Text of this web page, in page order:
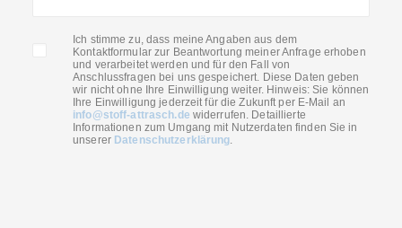
Ich stimme zu, dass meine Angaben aus dem
Kontaktformular zur Beantwortung meiner Anfrage erhoben
und verarbeitet werden und für den Fall von
Anschlussfragen bei uns gespeichert. Diese Daten geben
wir nicht ohne Ihre Einwilligung weiter. Hinweis: Sie können
Ihre Einwilligung jederzeit für die Zukunft per E-Mail an
info@stoff-attrasch.de widerrufen. Detaillierte
Informationen zum Umgang mit Nutzerdaten finden Sie in
unserer Datenschutzerklärung.